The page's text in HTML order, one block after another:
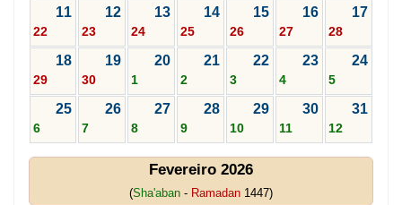
11
22
12
23
13
24
14
25
15
26
16
27
17
28
18
29
19
30
20
1
21
2
22
3
23
4
24
5
25
6
26
7
27
8
28
9
29
10
30
11
31
12
Fevereiro 2026
(Sha'aban - Ramadan 1447)